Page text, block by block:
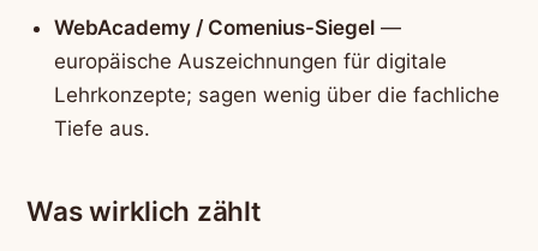
WebAcademy / Comenius-Siegel—
europäische Auszeichnungen für digitale
Lehrkonzepte; sagen wenig über die fachliche
Tiefe aus.
Was wirklich zählt